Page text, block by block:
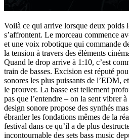
Voilà ce qui arrive lorsque deux poids
s’affrontent. Le morceau commence
et une voix robotique qui commande
la tension à travers des éléments
Quand le drop arrive à 1:10, c’est
train de basses. Excision est réputé
sonores les plus puissants de l’EDM,
le prouver. La basse est tellement
pas que l’entendre – on la sent vibrer
design sonore propose des synthés
ébranler les fondations mêmes de la
festival dans ce qu’il a de plus
incontournable des sets bass music